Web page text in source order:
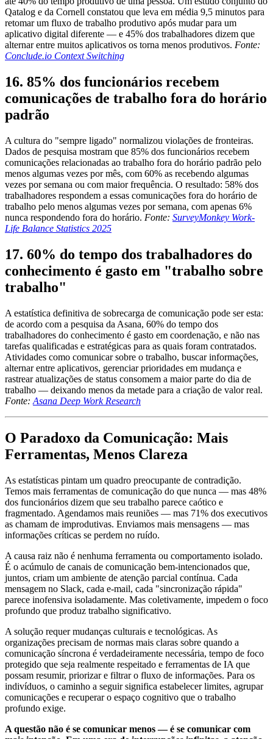
Qatalog e da Cornell constatou que leva em média 9,5 minutos para
retomar um fluxo de trabalho produtivo após mudar para um
aplicativo digital diferente — e 45% dos trabalhadores dizem que
alternar entre muitos aplicativos os torna menos produtivos. Fonte:
Conclude.io Context Switching
16. 85% dos funcionários recebem
comunicações de trabalho fora do horário
padrão
A cultura do "sempre ligado" normalizou violações de fronteiras.
Dados de pesquisa mostram que 85% dos funcionários recebem
comunicações relacionadas ao trabalho fora do horário padrão pelo
menos algumas vezes por mês, com 60% as recebendo algumas
vezes por semana ou com maior frequência. O resultado: 58% dos
trabalhadores respondem a essas comunicações fora do horário de
trabalho pelo menos algumas vezes por semana, com apenas 6%
nunca respondendo fora do horário. Fonte: SurveyMonkey Work-
Life Balance Statistics 2025
17. 60% do tempo dos trabalhadores do
conhecimento é gasto em "trabalho sobre
trabalho"
A estatística definitiva de sobrecarga de comunicação pode ser esta:
de acordo com a pesquisa da Asana, 60% do tempo dos
trabalhadores do conhecimento é gasto em coordenação, e não nas
tarefas qualificadas e estratégicas para as quais foram contratados.
Atividades como comunicar sobre o trabalho, buscar informações,
alternar entre aplicativos, gerenciar prioridades em mudança e
rastrear atualizações de status consomem a maior parte do dia de
trabalho — deixando menos da metade para a criação de valor real.
Fonte: Asana Deep Work Research
O Paradoxo da Comunicação: Mais
Ferramentas, Menos Clareza
As estatísticas pintam um quadro preocupante de contradição.
Temos mais ferramentas de comunicação do que nunca — mas 48%
dos funcionários dizem que seu trabalho parece caótico e
fragmentado. Agendamos mais reuniões — mas 71% dos executivos
as chamam de improdutivas. Enviamos mais mensagens — mas
informações críticas se perdem no ruído.
A causa raiz não é nenhuma ferramenta ou comportamento isolado.
É o acúmulo de canais de comunicação bem-intencionados que,
juntos, criam um ambiente de atenção parcial contínua. Cada
mensagem no Slack, cada e-mail, cada "sincronização rápida"
parece inofensiva isoladamente. Mas coletivamente, impedem o foco
profundo que produz trabalho significativo.
A solução requer mudanças culturais e tecnológicas. As
organizações precisam de normas mais claras sobre quando a
comunicação síncrona é verdadeiramente necessária, tempo de foco
protegido que seja realmente respeitado e ferramentas de IA que
possam resumir, priorizar e filtrar o fluxo de informações. Para os
indivíduos, o caminho a seguir significa estabelecer limites, agrupar
comunicações e recuperar o espaço cognitivo que o trabalho
profundo exige.
A questão não é se comunicar menos — é se comunicar com